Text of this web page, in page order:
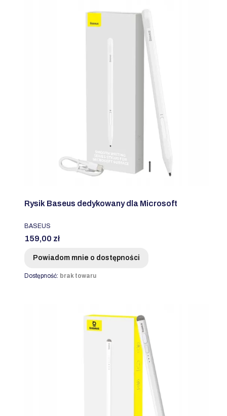
Rysik Baseus dedykowany dla Microsoft
PRODUCENT
BASEUS
Cena
159,00 zł
Powiadom mnie o dostępności
Dostępność: brak towaru